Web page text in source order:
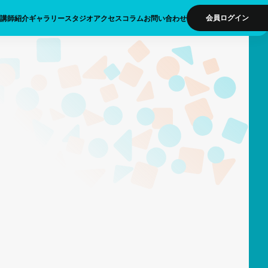
講師紹介ギャラリースタジオアクセス コラムお問い合わせ 会員ログイン